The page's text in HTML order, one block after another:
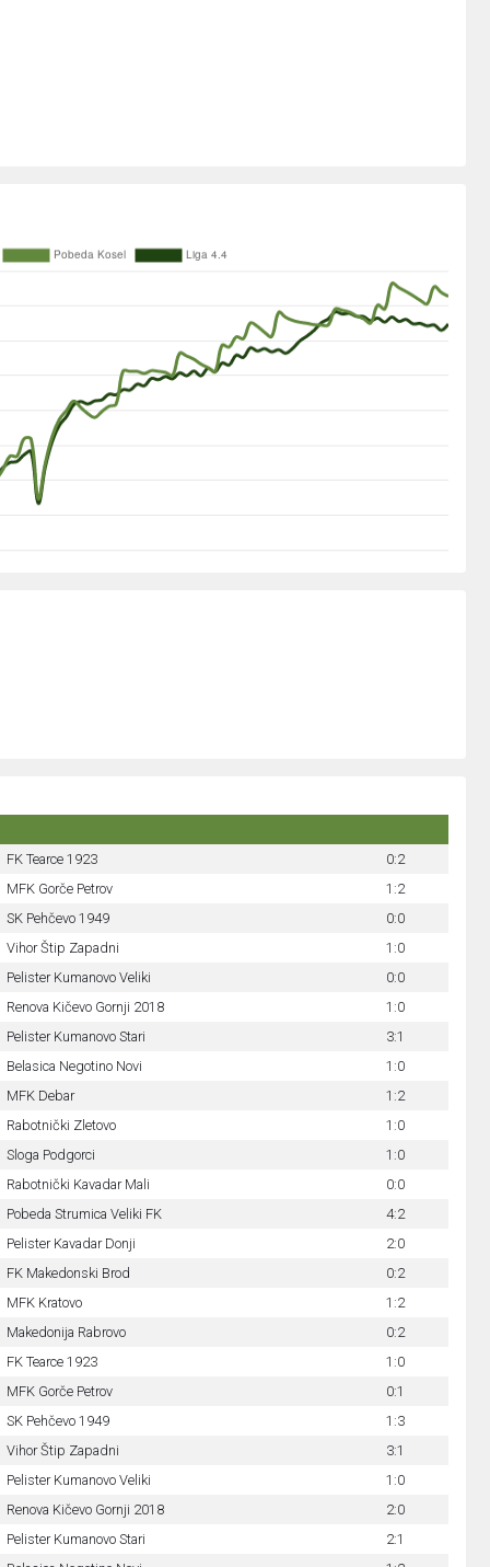
FK Tearce 1923
0:2
MFK Gorče Petrov
1:2
SK Pehčevo 1949
0:0
Vihor Štip Zapadni
1:0
Pelister Kumanovo Veliki
0:0
Renova Kičevo Gornji 2018
1:0
Pelister Kumanovo Stari
3:1
Belasica Negotino Novi
1:0
MFK Debar
1:2
Rabotnički Zletovo
1:0
Sloga Podgorci
1:0
Rabotnički Kavadar Mali
0:0
Pobeda Strumica Veliki FK
4:2
Pelister Kavadar Donji
2:0
FK Makedonski Brod
0:2
MFK Kratovo
1:2
Makedonija Rabrovo
0:2
FK Tearce 1923
1:0
MFK Gorče Petrov
0:1
SK Pehčevo 1949
1:3
Vihor Štip Zapadni
3:1
Pelister Kumanovo Veliki
1:0
Renova Kičevo Gornji 2018
2:0
Pelister Kumanovo Stari
2:1